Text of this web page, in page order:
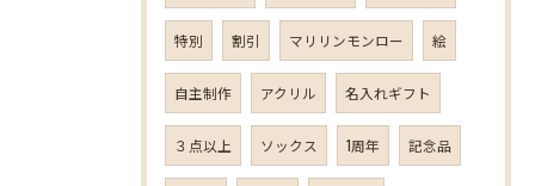
特別 割引 マリリンモンロー 絵
自主制作 アクリル 名入れギフト
３点以上 ソックス 1周年 記念品